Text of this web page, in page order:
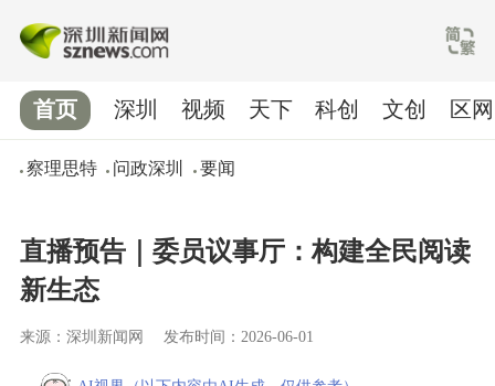
首页
察理思特 问政深圳 要闻
深圳 视频 天下 科创 文创 区网
直播预告｜委员议事厅：构建全民阅读
新生态
来源：深圳新闻网 发布时间：2026-06-01